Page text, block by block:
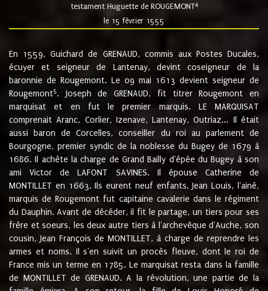
testament Huguette de ROUGEMONT4
le 15 février 1555
En 1559, Guichard de GRENAUD, commis aux Postes Ducales,
écuyer et seigneur de Lantenay, devint coseigneur de la
baronnie de Rougemont. Le 09 mai 1613 devient seigneur de
Rougemont5. Joseph de GRENAUD, fit titrer Rougemont en
marquisat et en fut le premier marquis. LE MARQUISAT
comprenait Aranc, Corlier, Izenave, Lantenay, Outriaz... Il était
aussi baron de Corcelles, conseiller du roi au parlement de
Bourgogne, premier syndic de la noblesse du Bugey de 1679 à
1686. Il achète la charge de Grand Bailly d'épée du Bugey à son
ami Victor de LAFONT SAVINES. Il épouse Catherine de
MONTILLET en 1663. Ils eurent neuf enfants. Jean Louis, l'ainé,
marquis de Rougemont fut capitaine cavalerie dans le régiment
du Dauphin. Avant de décéder, il fit le partage, un tiers pour ses
frère et soeurs, les deux autre tiers à l'archevêque d'Auche, son
cousin, Jean François de MONTILLET, à charge de reprendre les
armes et noms. Il s'en suivit un procès fleuve, dont le roi de
France mis un terme en 1785. Le marquisat resta dans la famille
de MONTILLET de GRENAUD. A la révolution, une partie de la